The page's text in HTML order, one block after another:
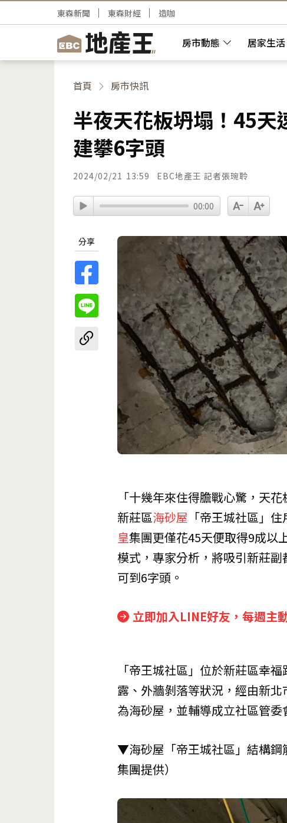
房市動態 居家生活
東森新聞 東森財經 造咖
首頁 房市快訊
半夜天花板坍塌！45天
建攀6字頭
2024/02/21 13:59 EBC地產王 記者張琬聆
00:00
分享
「十幾年來住得膽戰心驚，天
新莊區海砂屋 「帝王城社區」
皇集團更僅花45天便取得9成以
模式，專家分析，將吸引新莊
可到6字頭。
立即加入LINE好友，每週主
「帝王城社區」位於新莊區幸
露、外牆剝落等狀況，經由新
為海砂屋，並輔導成立社區管委
▼海砂屋「帝王城社區」結構鋼
集團提供）